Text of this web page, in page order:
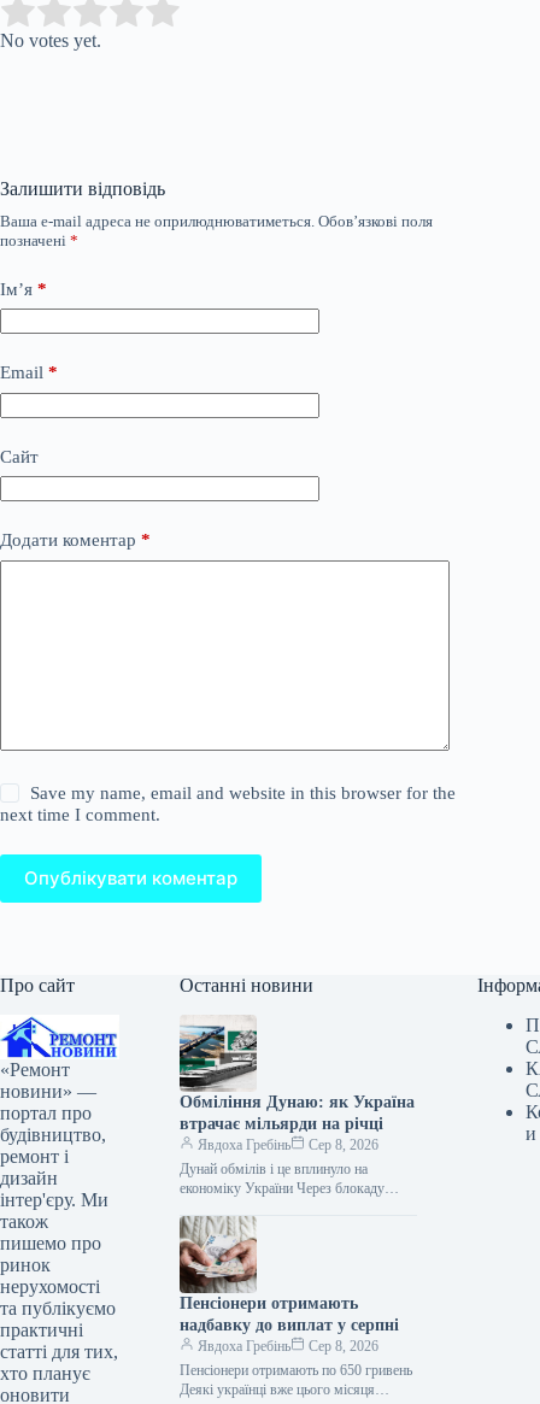
Rate this item:
No votes yet.
Залишити відповідь
Ваша e-mail адреса не оприлюднюватиметься. Обов’язкові поля
позначені *
Ім’я *
Email *
Сайт
Додати коментар *
Save my name, email and website in this browser for the
next time I comment.
Опублікувати коментар
Про сайт
«Ремонт
новини» —
портал про
будівництво,
ремонт і
дизайн
інтер'єру. Ми
також
пишемо про
ринок
нерухомості
та публікуємо
практичні
статті для тих,
хто планує
оновити
Останні новини
Обміління Дунаю: як Україна
втрачає мільярди на річці
Явдоха Гребінь
Сер 8, 2026
Дунай обмілів і це вплинуло на
економіку України Через блокаду
портів судноплавство на Дунаї з
резервного маршруту…
Пенсіонери отримають
надбавку до виплат у серпні
Явдоха Гребінь
Сер 8, 2026
Пенсіонери отримають по 650 гривень
Деякі українці вже цього місяця
и